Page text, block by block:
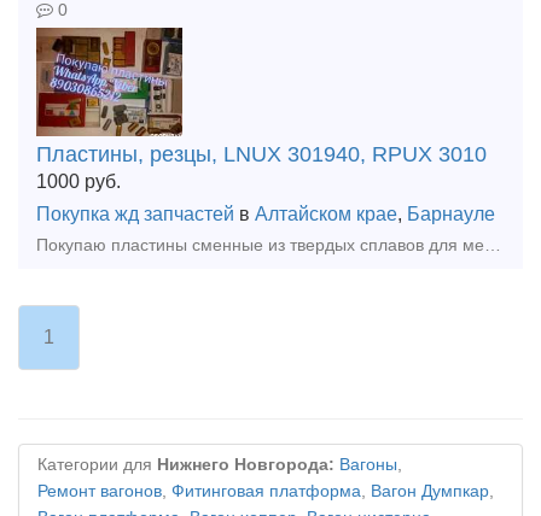
0
Пластины, резцы, LNUX 301940, RPUX 3010
1000 руб.
Покупка жд запчастей в Алтайском крае, Барнауле
Покупаю пластины сменные из твердых сплавов для металлообработки RNGX1212 RNHX1212 RPUX 2709 RPUX3010 LNUX 301940 LNMX 301940 PRAMET, SANDVIK, KORLOY, KENNAMETAL, КЗТС и др. Любой сплав! Также кассе
1
Категории для Нижнего Новгорода: Вагоны,
Ремонт вагонов, Фитинговая платформа, Вагон Думпкар,